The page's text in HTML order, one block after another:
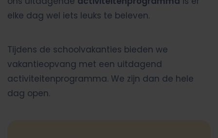
elke dag wel iets leuks te beleven.
Tijdens de schoolvakanties bieden we
vakantieopvang met een uitdagend
activiteitenprogramma. We zijn dan de hele
dag open.